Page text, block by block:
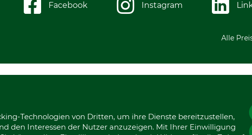
Facebook Instagram
Alle
Technologien von Dritten, um ihre Dienste bereitzustellen,
den Interessen der Nutzer anzuzeigen. Mit Ihrer Einwilligung